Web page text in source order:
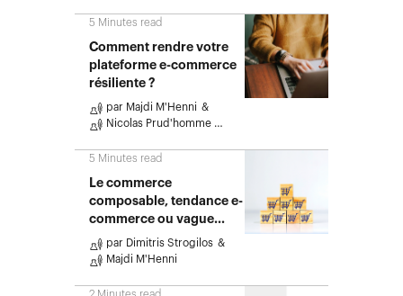
5 Minutes read
Comment rendre votre
plateforme e-commerce
résiliente ?
par Majdi M'Henni
Nicolas Prud'homme…
5 Minutes read
Le commerce
composable, tendance e-
commerce ou vague
éphémère ?
par Dimitris Strogilos
Majdi M'Henni